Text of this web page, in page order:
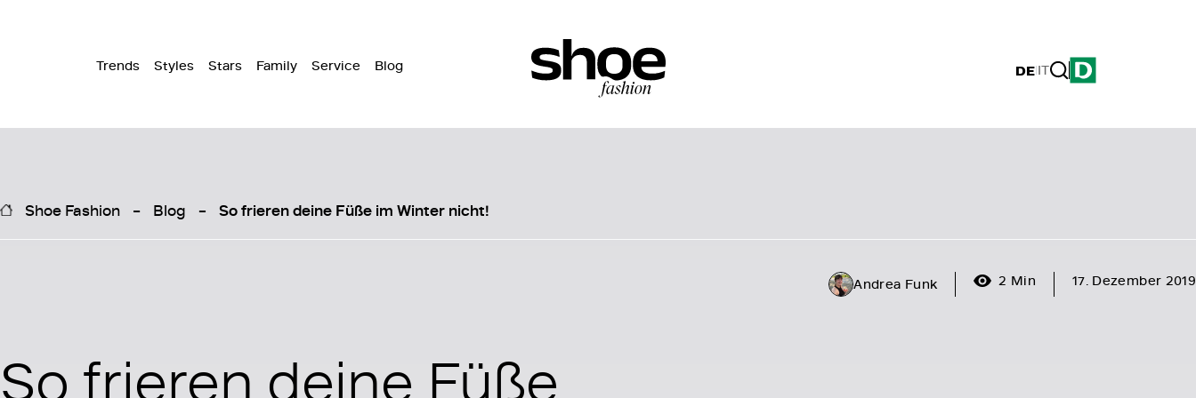
Trends Styles Stars Family Service Blog DE|IT
Shoe Fashion Blog So frieren deine Füße im Winter nicht!
Andrea Funk 2 Min 17. Dezember 2019
So frieren deine Füße